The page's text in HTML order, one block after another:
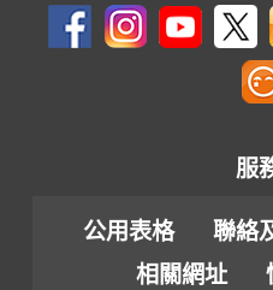
服
公用表格 聯絡
相關網址